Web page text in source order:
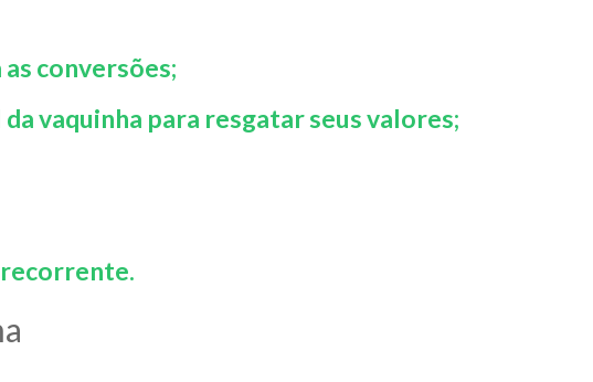
conversões;
vaquinha para resgatar seus valores;